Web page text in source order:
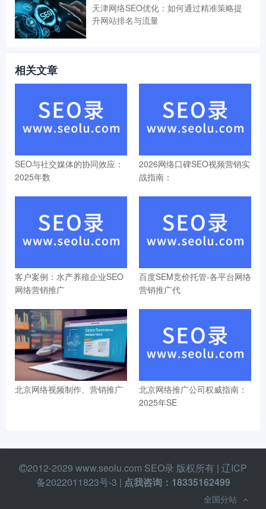
天津网络SEO优化：如何通过精准策略提
升网站排名与流量
相关文章
SEO与社交媒体的协同效应：
2025年数
2026网络口碑SEO视频营销实
战指南：
客户案例：水产养殖企业SEO
网络营销推广
百度SEM竞价托管-各平台网络
营销推广代
北京网络视频制作、营销推广
北京网络推广公司权威指南：
2025年SE
2012-2029 www.seolu.com SEO录 版权所有 | 辽ICP
备2022011823号-3 | 点我咨询：18335162499
全国分站